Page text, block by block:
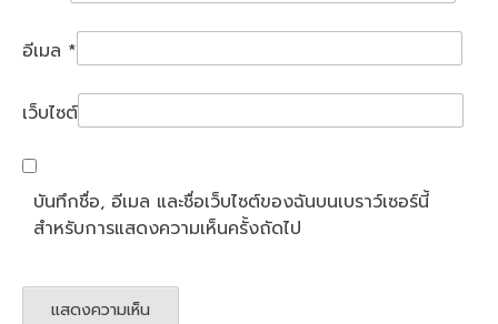
อีเมล *
เว็บไซต์
บันทึกชื่อ, อีเมล และชื่อเว็บไซต์ของฉันบนเบราว์เซอร์นี้
สำหรับการแสดงความเห็นครั้งถัดไป